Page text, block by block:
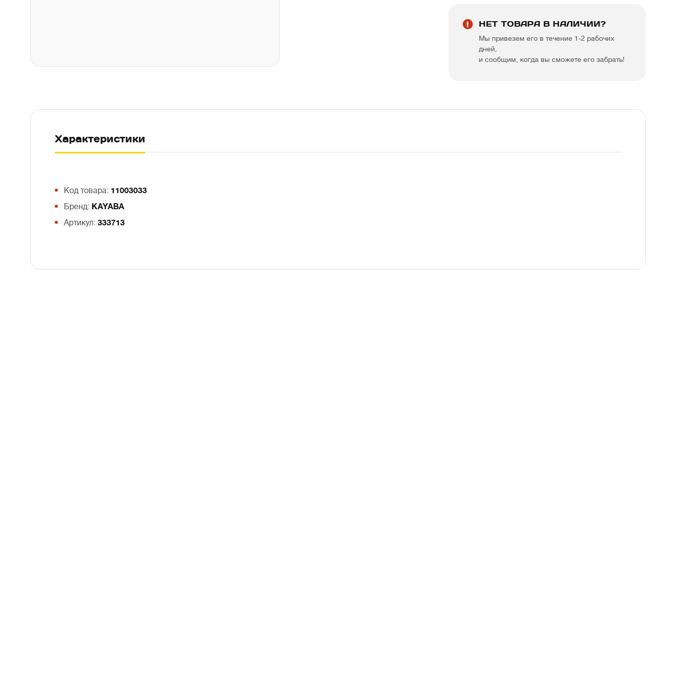
НЕТ ТОВАРА В НАЛИЧИИ?
Мы привезем его в течение 1-2 рабочих
дней,
и сообщим, когда вы сможете его забрать!
Характеристики
Код товара: 11003033
Бренд: KAYABA
Артикул: 333713